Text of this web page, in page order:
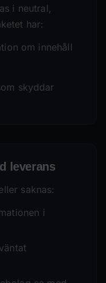
i neutral,
har:
om innehåll
skyddar
leverans
saknas:
i